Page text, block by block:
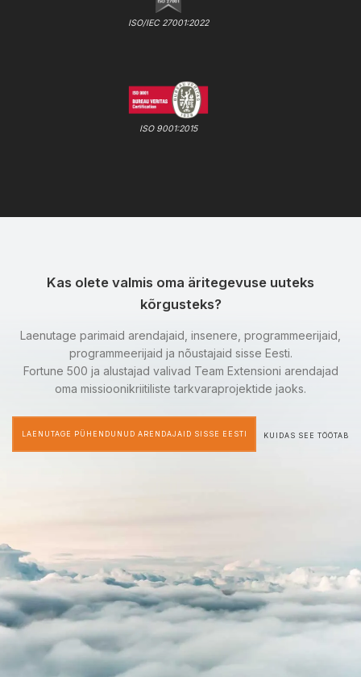
ISO/IEC 27001:2022
ISO 9001:2015
Kas olete valmis oma äritegevuse uuteks
kõrgusteks?
Laenutage parimaid arendajaid, insenere, programmeerijaid,
programmeerijaid ja nõustajaid sisse Eesti.
Fortune 500 ja alustajad valivad Team Extensioni arendajad
oma missioonikriitiliste tarkvaraprojektide jaoks.
LAENUTAGE PÜHENDUNUD ARENDAJAID SISSE EESTI KUIDAS SEE TÖÖTAB